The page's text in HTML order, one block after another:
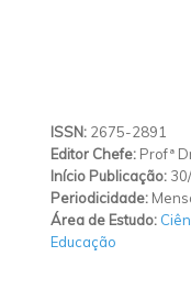
ISSN: 2675-2891
Editor Chefe: Profª
Início Publicação:
Periodicidade:
Área de Estudo:
Educação